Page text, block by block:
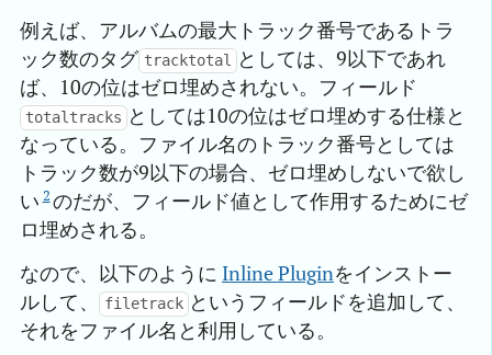
例えば、アルバムの最大トラック番号であるトラ
ック数のタグ tracktotal
としては、9以下であれ
ば、10の位はゼロ埋めされない。フィールド
totaltracks としては10の位はゼロ埋めする仕様と
なっている。ファイル名のトラック番号としては
トラック数が9以下の場合、ゼロ埋めしないで欲し
い 2のだが、フィールド値として作用するためにゼ
ロ埋めされる。
なので、以下のように Inline Pluginをインストー
ルして、
filetrack というフィールドを追加して、
それをファイル名と利用している。